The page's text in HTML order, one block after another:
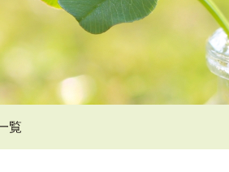
回麦わら家 ＞
問Q&A ＞
覧